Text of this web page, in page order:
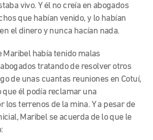
vivo.Y él no creía en abogados
que habían venido, y lo habían
el dinero y nunca hacían nada.
Maribel había tenido malas
tratando de resolver otros
de unas cuantas reuniones en Cotuí,
él podía reclamar una
los terrenos de la mina. Y a pesar de
Maribel se acuerda de lo que le